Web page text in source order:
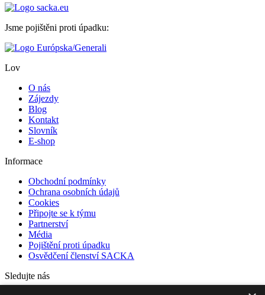
Jsme pojištěni proti úpadku:
Lov
O nás
Zájezdy
Blog
Kontakt
Slovník
E-shop
Informace
Obchodní podmínky
Ochrana osobních údajů
Cookies
Připojte se k týmu
Partnerství
Média
Pojištění proti úpadku
Osvědčení členství SACKA
Sledujte nás